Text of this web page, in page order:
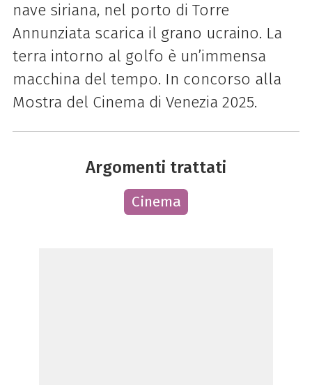
nave siriana, nel porto di Torre
Annunziata scarica il grano ucraino. La
terra intorno al golfo è un’immensa
macchina del tempo. In concorso alla
Mostra del Cinema di Venezia 2025.
Argomenti trattati
Cinema